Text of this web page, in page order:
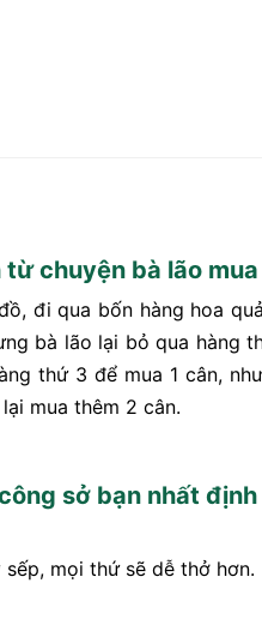
từ chuyện bà lão
đi qua bốn hàng hoa
bà lão lại bỏ qua hàng
thứ 3 để mua 1 cân,
mua thêm 2 cân.
sở bạn nhất
mọi thứ sẽ dễ thở hơn.